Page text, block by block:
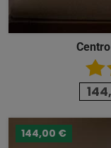
144,00 €